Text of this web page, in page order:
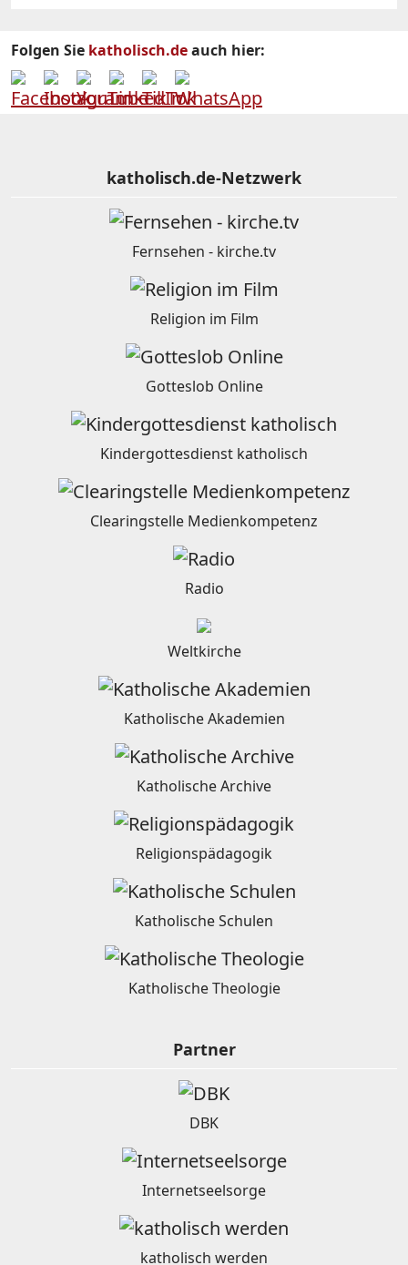
Folgen Sie katholisch.deauch hier:
katholisch.de-Netzwerk
Fernsehen - kirche.tv
Religion im Film
Gotteslob Online
Kindergottesdienst katholisch
Clearingstelle Medienkompetenz
Radio
Weltkirche
Katholische Akademien
Katholische Archive
Religionspädagogik
Katholische Schulen
Katholische Theologie
Partner
DBK
Internetseelsorge
katholisch werden